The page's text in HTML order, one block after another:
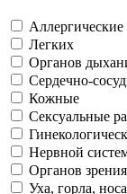
Аллергические
Легких
Органов
Сердечно-
Кожные
Сексуальные
Нервной
Органов зрения
Уха, горла, носа